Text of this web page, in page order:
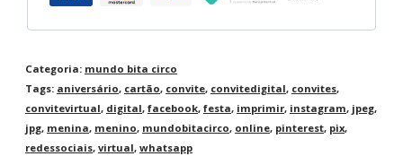
Categoria: mundo bita circo
Tags: aniversário, cartão, convite, convitedigital, convites,
convitevirtual, digital, facebook, festa, imprimir, instagram, jpeg,
jpg, menina, menino, mundobitacirco, online, pinterest, pix,
redessociais, virtual, whatsapp